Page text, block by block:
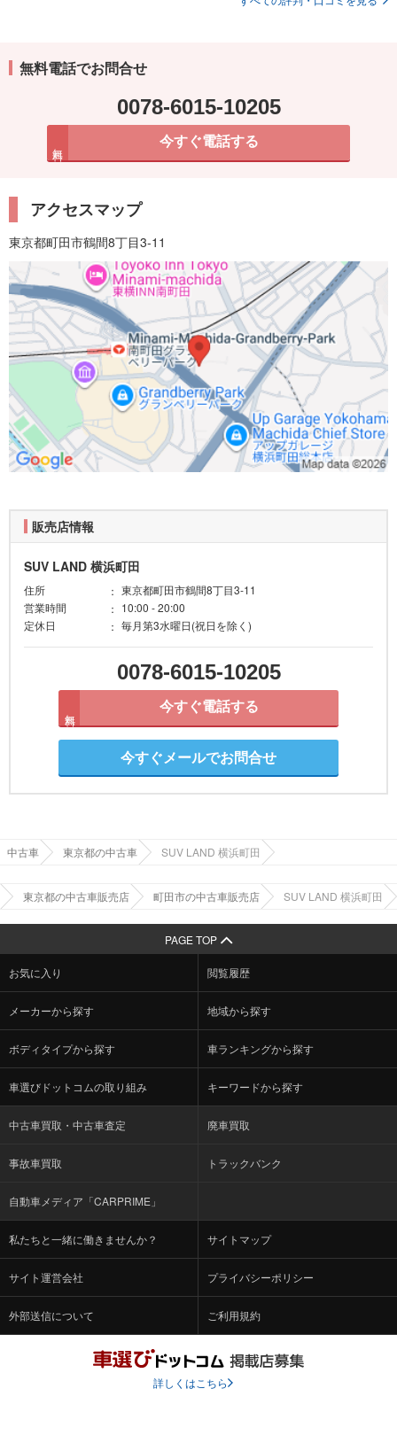
無料電話でお問合せ
0078-6015-10205
今すぐ電話する
アクセスマップ
東京都町田市鶴間8丁目3-11
販売店情報
SUV LAND 横浜町田
住所
東京都町田市鶴間8丁目3-11
営業時間
10:00 - 20:00
定休日
毎月第3水曜日(祝日を除く)
0078-6015-10205
今すぐ電話する
今すぐメールでお問合せ
中古車 東京都の中古車 SUV LAND 横浜町田
東京都の中古車販売店 町田市の中古車販売店 SUV LAND 横浜町田
PAGE TOP
お気に入り 閲覧履歴
メーカーから探す 地域から探す
ボディタイプから探す 車ランキングから探す
車選びドットコムの取り組み キーワードから探す
中古車買取・中古車査定 廃車買取
事故車買取 トラックバンク
自動車メディア「CARPRIME」
私たちと一緒に働きませんか？ サイトマップ
サイト運営会社 プライバシーポリシー
外部送信について ご利用規約
詳しくはこちら